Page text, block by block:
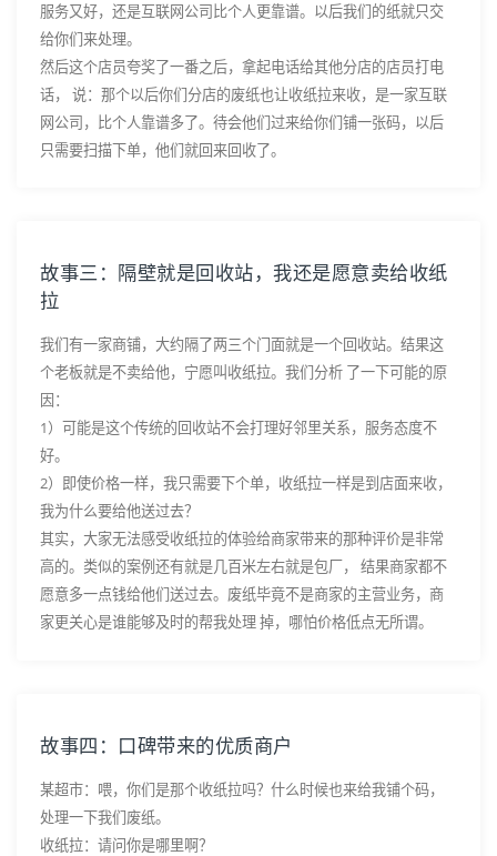
服务又好，还是互联网公司比个人更靠谱。以后我们的纸就只交
给你们来处理。
然后这个店员夸奖了一番之后，拿起电话给其他分店的店员打电
话， 说：那个以后你们分店的废纸也让收纸拉来收，是一家互联
网公司，比个人靠谱多了。待会他们过来给你们铺一张码，以后
只需要扫描下单，他们就回来回收了。
故事三：隔壁就是回收站，我还是愿意卖给收纸
拉
我们有一家商铺，大约隔了两三个门面就是一个回收站。结果这
个老板就是不卖给他，宁愿叫收纸拉。我们分析 了一下可能的原
因：
1）可能是这个传统的回收站不会打理好邻里关系，服务态度不
好。
2）即使价格一样，我只需要下个单，收纸拉一样是到店面来收，
我为什么要给他送过去？
其实，大家无法感受收纸拉的体验给商家带来的那种评价是非常
高的。类似的案例还有就是几百米左右就是包厂， 结果商家都不
愿意多一点钱给他们送过去。废纸毕竟不是商家的主营业务，商
家更关心是谁能够及时的帮我处理 掉，哪怕价格低点无所谓。
故事四：口碑带来的优质商户
某超市：喂，你们是那个收纸拉吗？什么时候也来给我铺个码，
处理一下我们废纸。
收纸拉：请问你是哪里啊？